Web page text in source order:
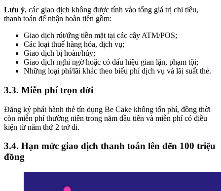
Lưu ý, các giao dịch không được tính vào tổng giá trị chi tiêu,
thanh toán để nhận hoàn tiền gồm:
Giao dịch rút/ứng tiền mặt tại các cây ATM/POS;
Các loại thuế hàng hóa, dịch vụ;
Giao dịch bị hoàn/hủy;
Giao dịch nghi ngờ hoặc có dấu hiệu gian lận, phạm tội;
Những loại phí/lãi khác theo biểu phí dịch vụ và lãi suất thẻ.
3.3. Miễn phí trọn đời
Đăng ký phát hành thẻ tín dụng Be Cake không tốn phí, đồng thời
còn miễn phí thường niên trong năm đầu tiên và miễn phí có điều
kiện từ năm thứ 2 trở đi.
3.4. Hạn mức giao dịch thanh toán lên đến 100 triệu
đồng